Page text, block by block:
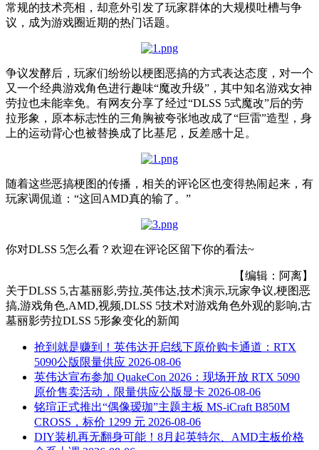
常规的技术亮相，却意外引发了玩家群体的大规模吐槽与争
议，成为游戏圈近期的热门话题。
争议发酵后，玩家们纷纷以梗图恶搞的方式表达态度，对一个
又一个经典游戏角色进行趣味“魔改升级”，其中知名游戏女神
劳拉也未能幸免。有网友分享了经过“DLSS 5式魔改”后的劳
拉形象，原本标志性的三角胸被夸张地改成了“巨雷”造型，身
上的运动背心也被替换成了比基尼，反差感十足。
随着这些恶搞梗图的传播，相关的评论区也变得热闹起来，有
玩家调侃道：“这回AMD真的输了。”
你对DLSS 5怎么看？欢迎在评论区留下你的看法~
【编辑：阿离】
关于DLSS 5,古墓丽影,劳拉,英伟达,技术演示,玩家争议,梗图恶
搞,游戏角色,AMD,视频,DLSS 5技术对游戏角色外观的影响,古
墓丽影劳拉DLSS 5形象变化的新闻
抢到就是赚到！英伟达开启线下原价购卡通道：RTX
5090公版限量供应 2026-08-06
英伟达宣布参加 QuakeCon 2026：现场开放 RTX 5090
原价售卖活动，限量供应公版显卡 2026-08-06
铭瑄正式推出“偶像瑷珈”主题主板 MS-iCraft B850M
CROSS，标价 1299 元 2026-08-06
DIY装机再无翻身可能！8月起英特尔、AMD主板价格